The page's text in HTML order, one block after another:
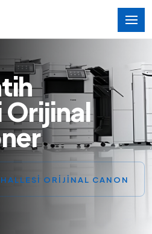
Orijinal
ORIJINAL CANON